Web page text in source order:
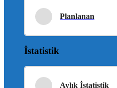
Planlanan
İstatistik
Aylık İstatistik